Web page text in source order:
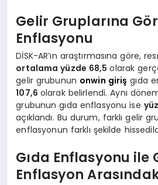
Gelir Gruplarına
Enflasyonu
DİSK-AR’ın araştırmasına göre,
ortalama yüzde 68,5olarak
gelir grubunun onwin giriş gıda
107,6 olarak belirlendi. Aynı
grubunun gıda enflasyonu ise
açıklandı. Bu durum, farklı gelir
enflasyonun farklı şekilde
Gıda Enflasyonu ile
Enflasyon